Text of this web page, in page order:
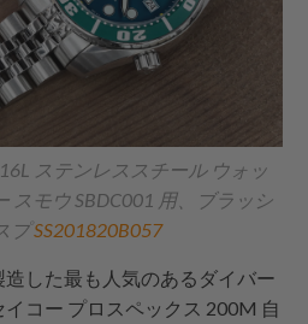
ステンレススチール ウォッ
スモウ SBDC001 用、ブラッシ
プ SS201820B057
した最も人気のあるダイバー
コー プロスペックス 200M 自